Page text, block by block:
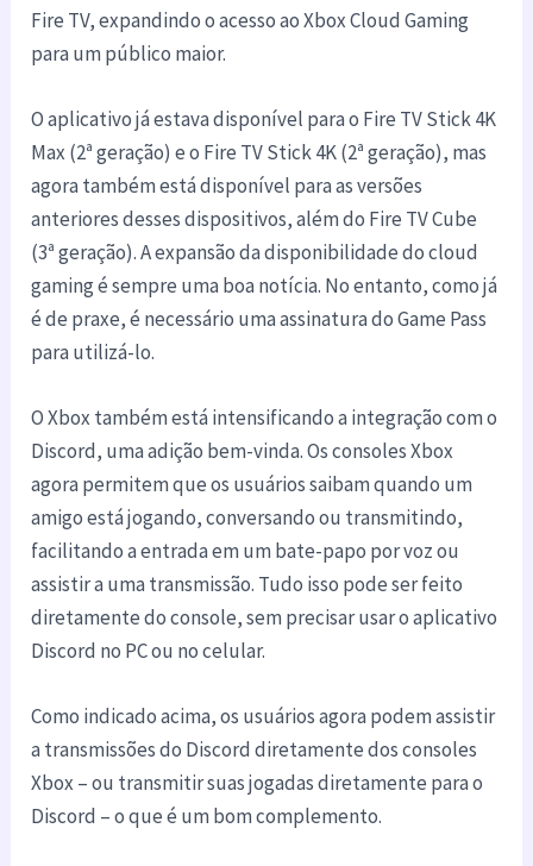
Fire TV, expandindo o acesso ao Xbox Cloud Gaming
para um público maior.
O aplicativo já estava disponível para o Fire TV Stick 4K
Max (2ª geração) e o Fire TV Stick 4K (2ª geração), mas
agora também está disponível para as versões
anteriores desses dispositivos, além do Fire TV Cube
(3ª geração). A expansão da disponibilidade do cloud
gaming é sempre uma boa notícia. No entanto, como já
é de praxe, é necessário uma assinatura do Game Pass
para utilizá-lo.
O Xbox também está intensificando a integração com o
Discord, uma adição bem-vinda. Os consoles Xbox
agora permitem que os usuários saibam quando um
amigo está jogando, conversando ou transmitindo,
facilitando a entrada em um bate-papo por voz ou
assistir a uma transmissão. Tudo isso pode ser feito
diretamente do console, sem precisar usar o aplicativo
Discord no PC ou no celular.
Como indicado acima, os usuários agora podem assistir
a transmissões do Discord diretamente dos consoles
Xbox – ou transmitir suas jogadas diretamente para o
Discord – o que é um bom complemento.